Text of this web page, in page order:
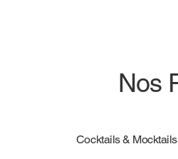
Nos
Cocktails & Mocktails